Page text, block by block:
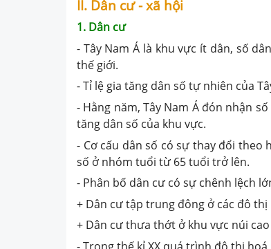
II. Dân cư - xã hội
1. Dân cư
- Tây Nam Á là khu vực ít dân, số
thế giới.
- Tỉ lệ gia tăng dân số tự nhiên của
- Hằng năm, Tây Nam Á đón nhận
tăng dân số của khu vực.
- Cơ cấu dân số có sự thay đổi theo
số ở nhóm tuổi từ 65 tuổi trở lên.
- Phân bố dân cư có sự chênh lệch
+ Dân cư tập trung đông ở các đô
+ Dân cư thưa thớt ở khu vực núi